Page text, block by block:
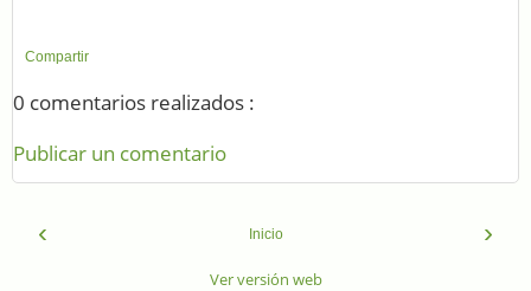
Compartir
0 comentarios realizados :
Publicar un comentario
‹ ›
Inicio
Ver versión web